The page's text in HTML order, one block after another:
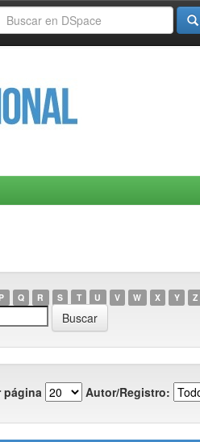
P Q R S T U V W X Y Z
página Autor/Registro: